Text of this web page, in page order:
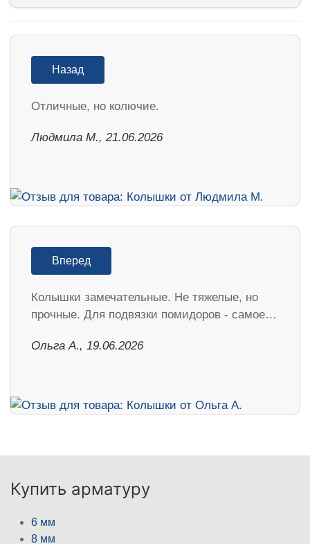
Назад
Отличные, но колючие.
Людмила М., 21.06.2026
Вперед
Колышки замечательные. Не тяжелые, но
прочные. Для подвязки помидоров - самое…
Ольга А., 19.06.2026
Купить арматуру
6 мм
8 мм